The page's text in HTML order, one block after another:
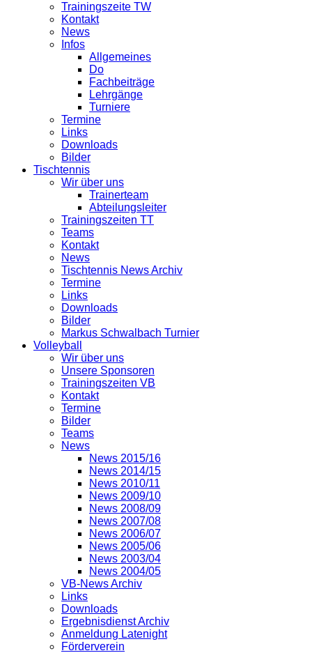
Trainingszeite TW
Kontakt
News
Infos
Allgemeines
Do
Fachbeiträge
Lehrgänge
Turniere
Termine
Links
Downloads
Bilder
Tischtennis
Wir über uns
Trainerteam
Abteilungsleiter
Trainingszeiten TT
Teams
Kontakt
News
Tischtennis News Archiv
Termine
Links
Downloads
Bilder
Markus Schwalbach Turnier
Volleyball
Wir über uns
Unsere Sponsoren
Trainingszeiten VB
Kontakt
Termine
Bilder
Teams
News
News 2015/16
News 2014/15
News 2010/11
News 2009/10
News 2008/09
News 2007/08
News 2006/07
News 2005/06
News 2003/04
News 2004/05
VB-News Archiv
Links
Downloads
Ergebnisdienst Archiv
Anmeldung Latenight
Förderverein